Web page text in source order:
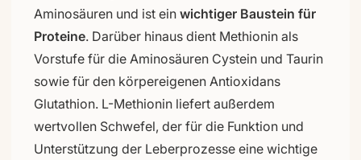
Aminosäuren und ist ein wichtiger Baustein für
Proteine. Darüber hinaus dient Methionin als
Vorstufe für die Aminosäuren Cystein und Taurin
sowie für den körpereigenen Antioxidans
Glutathion. L-Methionin liefert außerdem
wertvollen Schwefel, der für die Funktion und
Unterstützung der Leberprozesse eine wichtige